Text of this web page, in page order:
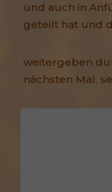
und auch in
geteilt hat und
weitergeben
nächsten Mal,